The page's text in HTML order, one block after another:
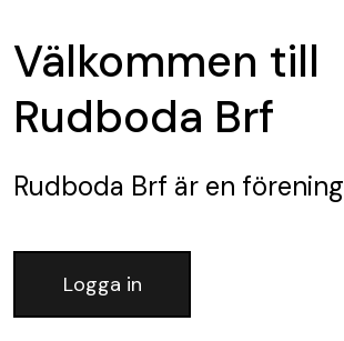
Välkommen till
Rudboda Brf
Rudboda Brf är en förening
Logga in